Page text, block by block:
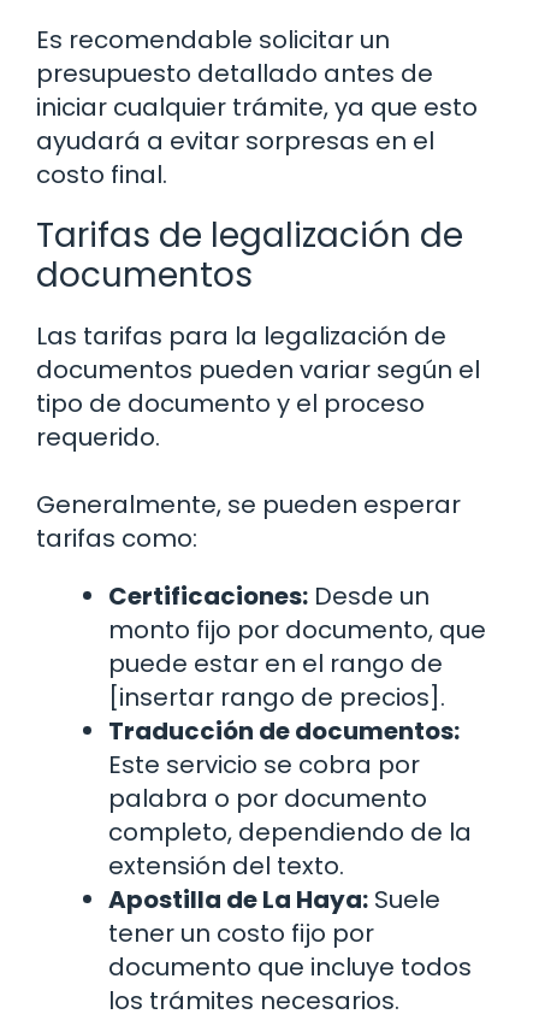
Es recomendable solicitar un
presupuesto detallado antes de
iniciar cualquier trámite, ya que esto
ayudará a evitar sorpresas en el
costo final.
Tarifas de legalización de
documentos
Las tarifas para la legalización de
documentos pueden variar según el
tipo de documento y el proceso
requerido.
Generalmente, se pueden esperar
tarifas como:
Certificaciones: Desde un
monto fijo por documento, que
puede estar en el rango de
[insertar rango de precios].
Traducción de documentos:
Este servicio se cobra por
palabra o por documento
completo, dependiendo de la
extensión del texto.
Apostilla de La Haya: Suele
tener un costo fijo por
documento que incluye todos
los trámites necesarios.